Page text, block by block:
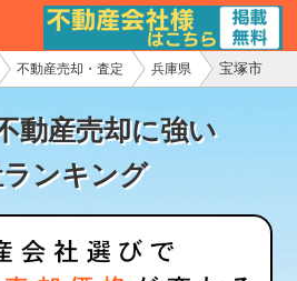
不動産売却・査定 兵庫県 宝塚市
動産売却に強い
ンキング
産会社様